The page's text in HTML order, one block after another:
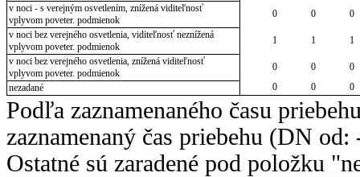
v noci - s verejným osvetlením, znížená viditeľnosť
vplyvom poveter. podmienok
0 0
0
v noci bez verejného osvetlenia, viditeľnosť neznížená
vplyvom poveter. podmienok
1 1
1
v noci bez verejného osvetlenia, znížená viditeľnosť
vplyvom poveter. podmienok
0 0
0
nezadané
0 0 0
Podľa zaznamenaného času
zaznamenaný čas priebehu (DN
Ostatné sú zaradené pod položku